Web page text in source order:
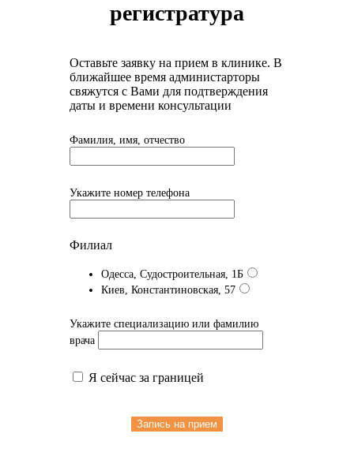
регистратура
Оставьте заявку на прием в клинике. В
ближайшее время администарторы
свяжутся с Вами для подтверждения
даты и времени консультации
Фамилия, имя, отчество
Укажите номер телефона
Филиал
Одесса, Судостроительная, 1Б
Киев, Константиновская, 57
Укажите специализацию или фамилию
врача
Я сейчас за границей
Запись на прием